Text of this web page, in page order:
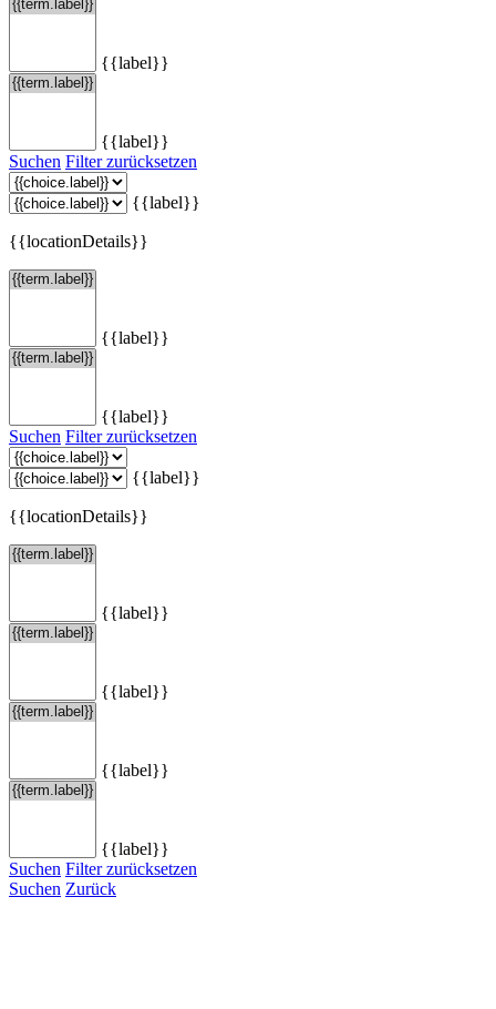
{{label}}
{{label}}
Suchen Filter zurücksetzen
{{label}}
{{locationDetails}}
{{label}}
{{label}}
Suchen Filter zurücksetzen
{{label}}
{{locationDetails}}
{{label}}
{{label}}
{{label}}
{{label}}
Suchen Filter zurücksetzen
Suchen Zurück